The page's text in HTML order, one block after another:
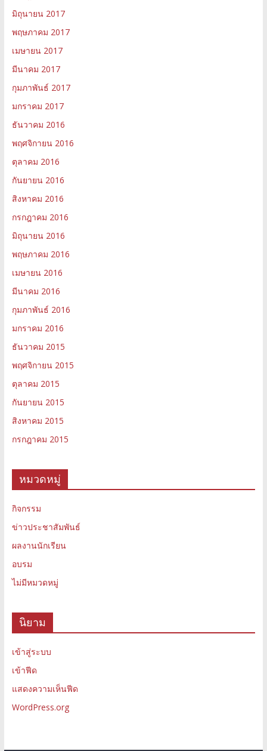
มิถุนายน 2017
พฤษภาคม 2017
เมษายน 2017
มีนาคม 2017
กุมภาพันธ์ 2017
มกราคม 2017
ธันวาคม 2016
พฤศจิกายน 2016
ตุลาคม 2016
กันยายน 2016
สิงหาคม 2016
กรกฎาคม 2016
มิถุนายน 2016
พฤษภาคม 2016
เมษายน 2016
มีนาคม 2016
กุมภาพันธ์ 2016
มกราคม 2016
ธันวาคม 2015
พฤศจิกายน 2015
ตุลาคม 2015
กันยายน 2015
สิงหาคม 2015
กรกฎาคม 2015
หมวดหมู่
กิจกรรม
ข่าวประชาสัมพันธ์
ผลงานนักเรียน
อบรม
ไม่มีหมวดหมู่
นิยาม
เข้าสู่ระบบ
เข้าฟีด
แสดงความเห็นฟีด
WordPress.org